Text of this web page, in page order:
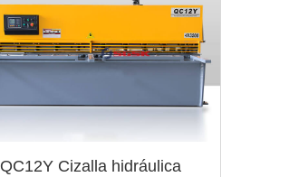
QC12Y Cizalla hidráulica